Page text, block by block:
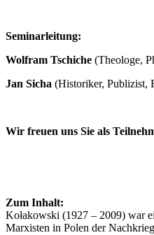
Seminarleitung:
Wolfram Tschiche (Theologe,
Jan Sicha (Historiker, Publizist,
Wir freuen uns Sie als
Zum Inhalt:
Kołakowski (1927 – 2009) war
Marxisten in Polen der